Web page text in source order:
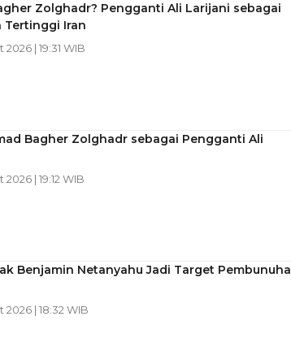
Zolghadr? Pengganti Ali Larijani sebagai
Tertinggi Iran
| 19:31 WIB
Bagher Zolghadr sebagai Pengganti Ali
| 19:12 WIB
Benjamin Netanyahu Jadi Target
2026 | 18:32 WIB